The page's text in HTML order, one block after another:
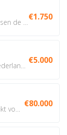
€1.750
€5.000
€80.000